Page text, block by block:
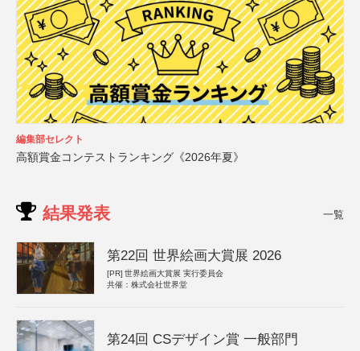
編集部セレクト
高額賞金コンテストランキング《2026年夏》
結果発表 一覧
第22回 世界絵画大賞展 2026
[PR] 世界絵画大賞展 実行委員会
共催：株式会社世界堂
第24回 CSデザイン賞 一般部門